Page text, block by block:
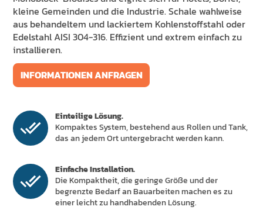
kleine Gemeinden und die Industrie. Schale wahlweise
aus behandeltem und lackiertem Kohlenstoffstahl oder
Edelstahl AISI 304-316. Effizient und extrem einfach zu
installieren.
INFORMATIONEN ANFRAGEN
Einteilige Lösung.
Kompaktes System, bestehend aus Rollen und Tank,
das an jedem Ort untergebracht werden kann.
Einfache Installation.
Die Kompaktheit, die geringe Größe und der
begrenzte Bedarf an Bauarbeiten machen es zu
einer leicht zu handhabenden Lösung.